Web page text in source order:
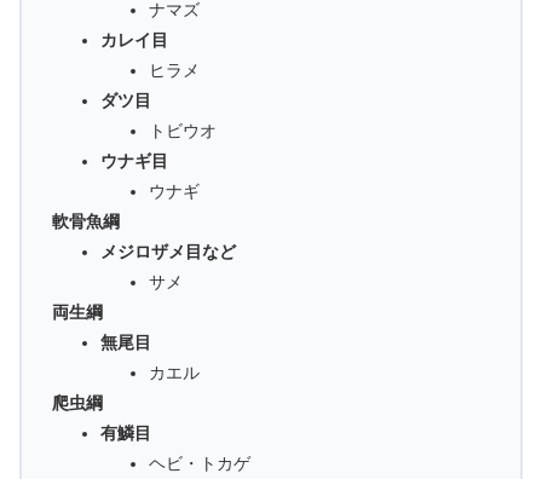
ナマズ
カレイ目
ヒラメ
ダツ目
トビウオ
ウナギ目
ウナギ
軟骨魚綱
メジロザメ目など
サメ
両生綱
無尾目
カエル
爬虫綱
有鱗目
ヘビ・トカゲ